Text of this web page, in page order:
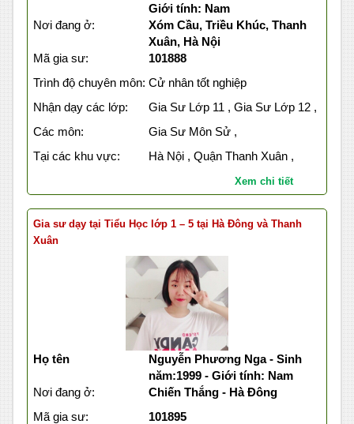
Giới tính: Nam
Nơi đang ở:
Xóm Cầu, Triều Khúc, Thanh
Xuân, Hà Nội
Mã gia sư:
101888
Trình độ chuyên môn: Cử nhân tốt nghiệp
Nhận dạy các lớp:
Gia Sư Lớp 11 , Gia Sư Lớp 12 ,
Các môn:
Gia Sư Môn Sử ,
Tại các khu vực:
Hà Nội , Quận Thanh Xuân ,
Xem chi tiết
Gia sư dạy tại Tiểu Học lớp 1 – 5 tại Hà Đông và Thanh
Xuân
Họ tên
Nguyễn Phương Nga - Sinh
năm:1999 - Giới tính: Nam
Nơi đang ở:
Chiến Thắng - Hà Đông
Mã gia sư:
101895